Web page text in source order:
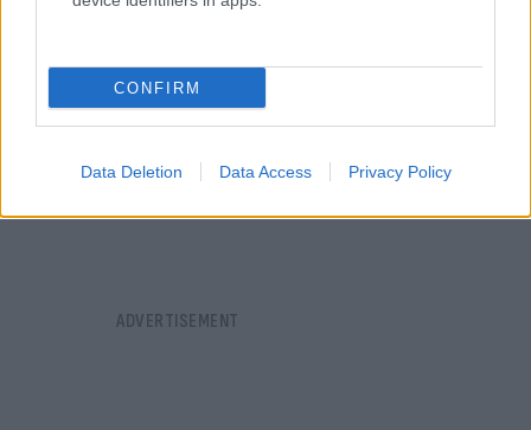
CONFIRM
Data Deletion Data Access Privacy Policy
Σαρωτικοί έλεγχοι στις παραλίες με drones
επιχειρήσεις
07.08.2026